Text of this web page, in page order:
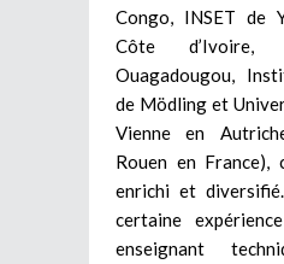
Congo, INSET de
Côte d’Ivoire,
Ouagadougou,
de Mödling et
Vienne en
Rouen en France),
enrichi et
certaine
enseignant